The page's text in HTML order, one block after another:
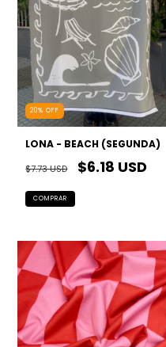
20%OFF
LONA - BEACH (SEGUNDA)
$7.73 USD $6.18 USD